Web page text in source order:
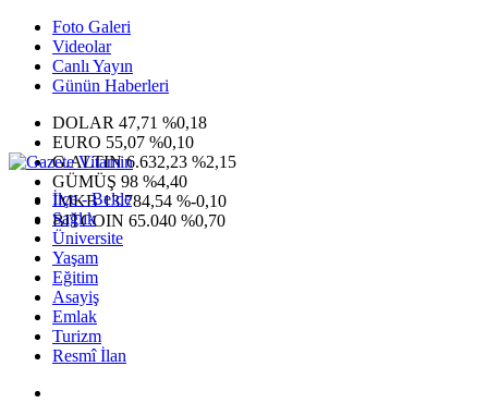
Foto Galeri
Videolar
Canlı Yayın
Günün Haberleri
DOLAR 47,71 %0,18
EURO 55,07 %0,10
G.ALTIN6.632,23 %2,15
GÜMÜŞ 98 %4,40
IMKB13.784,54 %-0,10
BITCOIN 65.040 %0,70
İlçe - Belde
Sağlık
Üniversite
Yaşam
Eğitim
Asayiş
Emlak
Turizm
Resmî İlan